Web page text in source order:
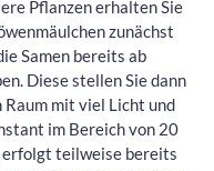
Pflanzen erhalten Sie
zunächst
Samen bereits ab
Diese stellen Sie dann
Raum mit viel Licht und
im Bereich von 20
erfolgt teilweise bereits